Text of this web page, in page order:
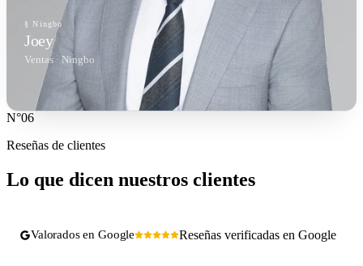
§ Ningbo
Joey
Ventas · Ningbo
N°06
Reseñas de clientes
Lo que dicen nuestros clientes
Valorados en Google Reseñas verificadas en Google